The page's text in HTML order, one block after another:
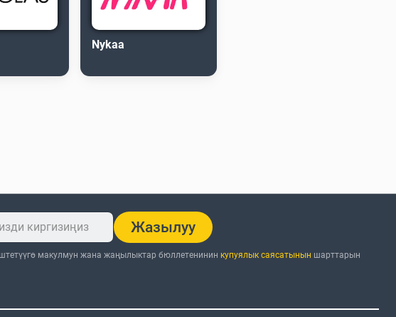
Nykaa
Жазылуу
макулмун жана жаңылыктар бюллетенинин купуялык саясатынын шарттарын